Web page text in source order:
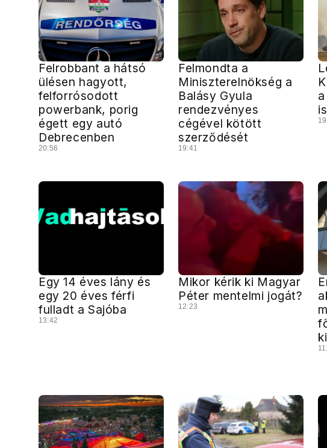
Felrobbant a hátsó
ülésen hagyott,
felforrósodott
powerbank, porig
égett egy autó
Debrecenben
20:56
Felmondta a
Miniszterelnökség a
Balásy Gyula
rendezvényes
cégével kötött
szerződését
19:41
Egy 14 éves lány és
egy 20 éves férfi
fulladt a Sajóba
13:42
Mikor kérik ki Magyar
Péter mentelmi jogát?
12:23